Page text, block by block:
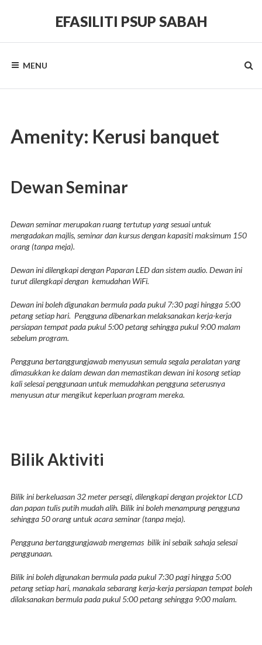
EFASILITI PSUP SABAH
gunaMENU
Amenity: Kerusi banquet
Dewan Seminar
Dewan seminar merupakan ruang tertutup yang sesuai untuk
mengadakan majlis, seminar dan kursus dengan kapasiti maksimum 150
orang (tanpa meja).
Dewan ini dilengkapi dengan Paparan LED dan sistem audio. Dewan ini
turut dilengkapi dengan kemudahan WiFi.
Dewan ini boleh digunakan bermula pada pukul 7:30 pagi hingga 5:00
petang setiap hari. Pengguna dibenarkan melaksanakan kerja-kerja
persiapan tempat pada pukul 5:00 petang sehingga pukul 9:00 malam
sebelum program.
Pengguna bertanggungjawab menyusun semula segala peralatan yang
dimasukkan ke dalam dewan dan memastikan dewan ini kosong setiap
kali selesai penggunaan untuk memudahkan pengguna seterusnya
menyusun atur mengikut keperluan program mereka.
Bilik Aktiviti
Bilik ini berkeluasan 32 meter persegi, dilengkapi dengan projektor LCD
dan papan tulis putih mudah alih. Bilik ini boleh menampung pengguna
sehingga 50 orang untuk acara seminar (tanpa meja).
Pengguna bertanggungjawab mengemas bilik ini sebaik sahaja selesai
penggunaan.
Bilik ini boleh digunakan bermula pada pukul 7:30 pagi hingga 5:00
petang setiap hari, manakala sebarang kerja-kerja persiapan tempat boleh
dilaksanakan bermula pada pukul 5:00 petang sehingga 9:00 malam.